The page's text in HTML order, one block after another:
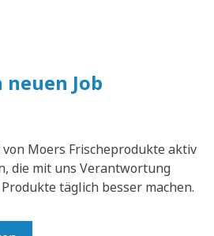
Job
Moers Frischeprodukte aktiv
die mit uns Verantwortung
täglich besser machen.